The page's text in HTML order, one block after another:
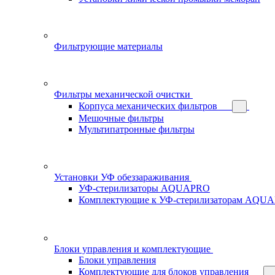
Фильтрующие материалы
Фильтры механической очистки
Корпуса механических фильтров
Мешочные фильтры
Мультипатронные фильтры
Установки УФ обеззараживания
УФ-стерилизаторы AQUAPRO
Комплектующие к УФ-стерилизаторам
Блоки управления и комплектующие
Блоки управления
Комплектующие для блоков управления